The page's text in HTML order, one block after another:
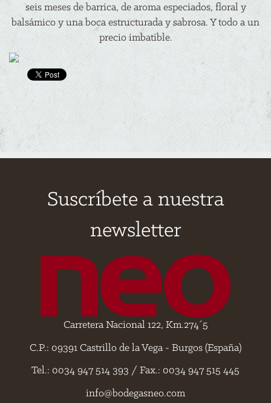
seis meses de barrica, de aroma especiados, floral y
balsámico y una boca estructurada y sabrosa. Y todo a un
precio imbatible.
Suscríbete a nuestra
newsletter
Carretera Nacional 122, Km.274´5
C.P.: 09391 Castrillo de la Vega - Burgos (España)
Tel.: 0034 947 514 393 / Fax.: 0034 947 515 445
info@bodegasneo.com